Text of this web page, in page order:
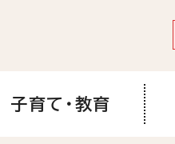
子育て・教育